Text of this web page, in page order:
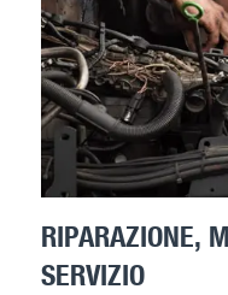
RIPARAZIONE,
SERVIZIO